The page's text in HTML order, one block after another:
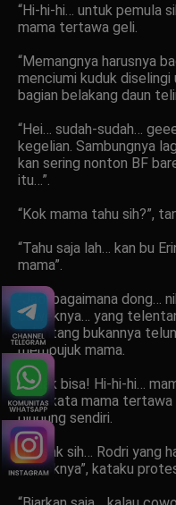
“Hi-hi-hi… untuk pemula
mama tertawa geli.
“Memangnya harusnya
menciumi kuduk diselingi
bagian belakang daun
“Hei… sudah-sudah…
kegelian. Sambungnya
kan sering nonton BF
itu…”.
“Kok mama tahu sih?”,
“Tahu saja lah… kan bu
mama”.
“Jadi bagaimana dong…
ceweknya… yang
telentang bukannya
membujuk mama.
“Tidak bisa! Hi-hi-hi…
ini…”, kata mama
bingung sendiri.
“Masak sih… Rodri yang
cowoknya”, kataku